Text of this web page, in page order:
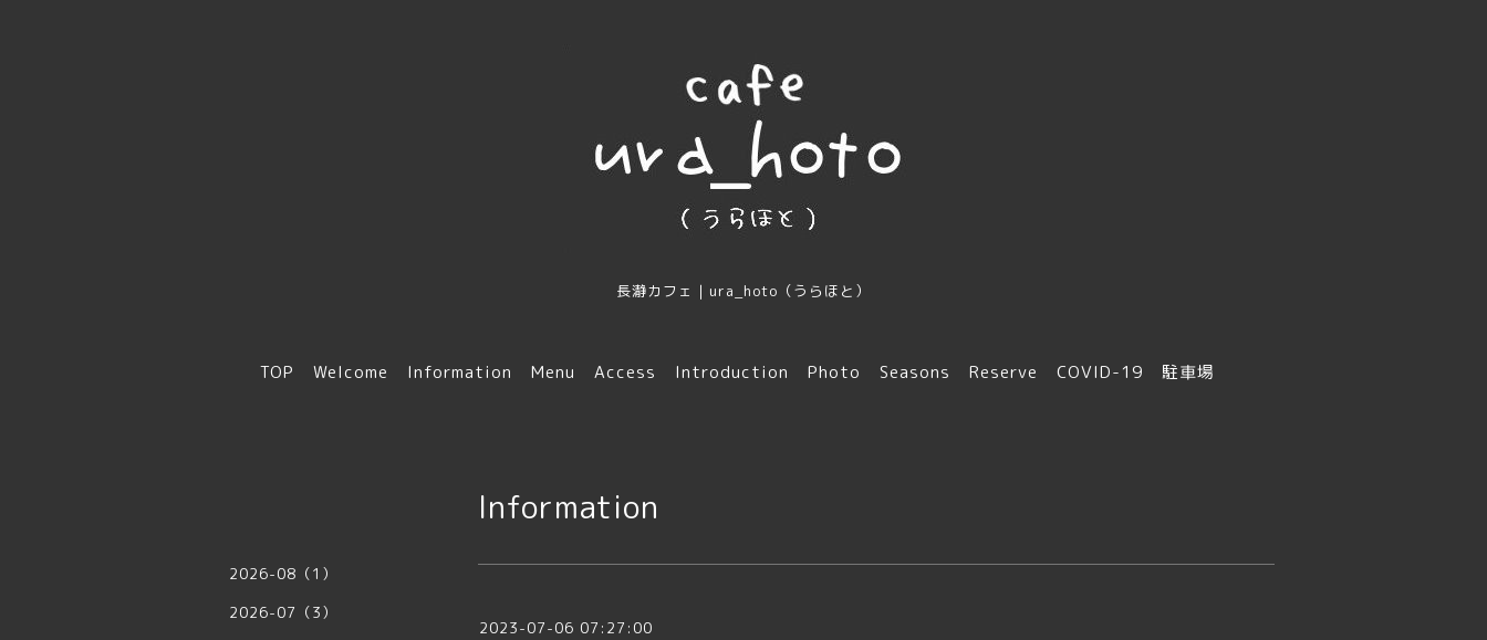
長瀞カフェ｜ura_hoto（うらほと）
TOP Welcome Information Menu Access Introduction Photo Seasons Reserve COVID-19 駐車場
Information
2023-07-06 07:27:00
2026-08（1）
2026-07（3）